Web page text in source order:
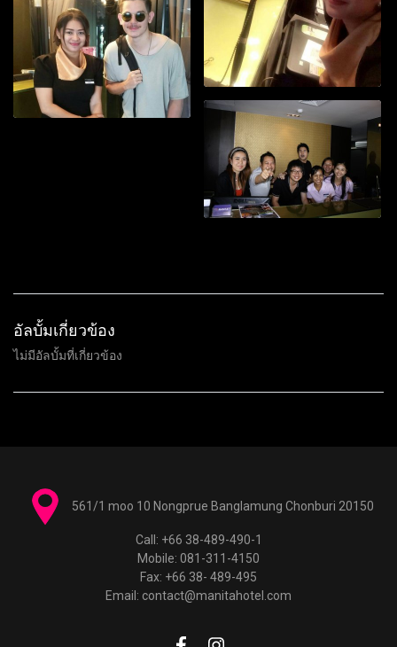
อัลบั้มเกี่ยวข้อง
ไม่มีอัลบั้มที่เกี่ยวข้อง
561/1 moo 10 Nongprue Banglamung Chonburi 20150
Call: +66 38-489-490-1
Mobile: 081-311-4150
Fax: +66 38- 489-495
Email: contact@manitahotel.com